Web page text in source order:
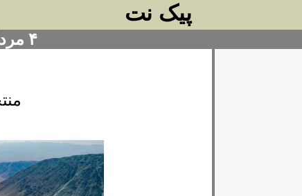
پیک نت
۴ مرداد ۱۴۰۴